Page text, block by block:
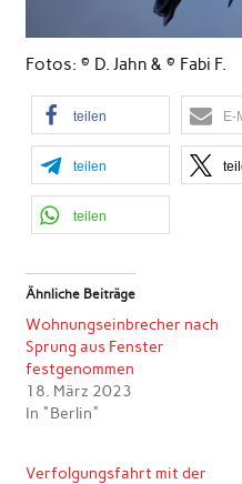
Fotos: © D. Jahn & © Fabi F.
teilen E-
teilen
teilen
Ähnliche Beiträge
Wohnungseinbrecher nach
Sprung aus Fenster
festgenommen
18. März 2023
In "Berlin"
Verfolgungsfahrt mit der